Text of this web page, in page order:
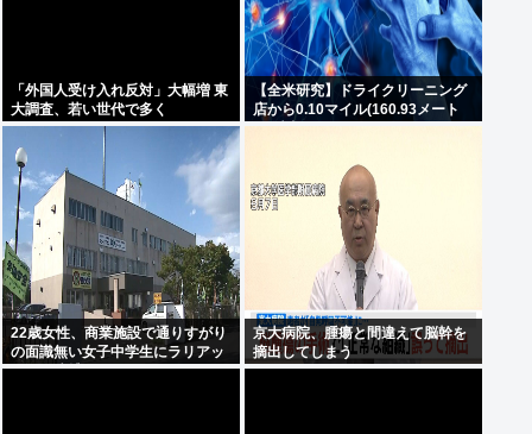
「外国人受け入れ反対」大幅増 東
大調査、若い世代で多く
【全米研究】ドライクリーニング
店から0.10マイル(160.93メート
ル)以内に住んでいる人は、4~5マ
比べて、歩行障害を伴うパーキン
ソン病になる確率が23%高い
22歳女性、商業施設で通りすがり
の面識無い女子中学生にラリアッ
トして逮捕される
京大病院、腫瘍と間違えて脳幹を
摘出してしまう